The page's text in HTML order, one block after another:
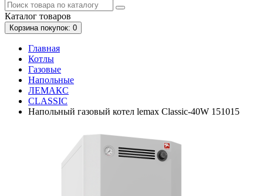
Каталог товаров
Корзинапокупок: 0
Главная
Котлы
Газовые
Напольные
ЛЕМАКС
CLASSIC
Напольный газовый котел lemax Classic-40W 151015